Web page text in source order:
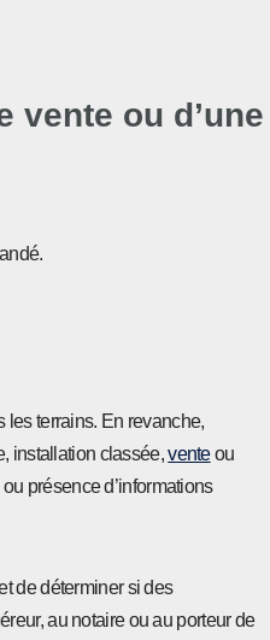
vente ou d’une
les terrains. En revanche,
installation classée,venteou
présence d’informations
de déterminer si des
au notaire ou au porteur de